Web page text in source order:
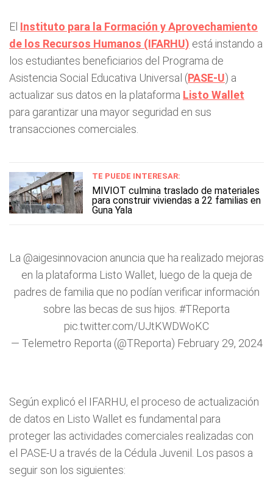
El Instituto para la Formación y Aprovechamiento
de los Recursos Humanos (IFARHU) está instando a
los estudiantes beneficiarios del Programa de
Asistencia Social Educativa Universal (PASE-U) a
actualizar sus datos en la plataforma Listo Wallet
para garantizar una mayor seguridad en sus
transacciones comerciales.
TE PUEDE INTERESAR:
MIVIOT culmina traslado de materiales
para construir viviendas a 22 familias en
Guna Yala
La @aigesinnovacion anuncia que ha realizado mejoras
en la plataforma Listo Wallet, luego de la queja de
padres de familia que no podían verificar información
sobre las becas de sus hijos. #TReporta
pic.twitter.com/UJtKWDWoKC
— Telemetro Reporta (@TReporta) February 29, 2024
Según explicó el IFARHU, el proceso de actualización
de datos en Listo Wallet es fundamental para
proteger las actividades comerciales realizadas con
el PASE-U a través de la Cédula Juvenil. Los pasos a
seguir son los siguientes: